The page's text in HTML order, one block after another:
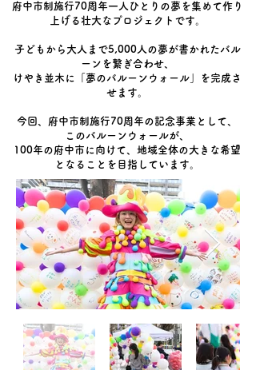
府中市制施行70周年一人ひとりの夢を集めて作り
上げる壮大なプロジェクトです。
子どもから大人まで5,000人の夢が書かれたバル
ーンを繋ぎ合わせ、
けやき並木に「夢のバルーンウォール」を完成さ
せます。
今回、府中市制施行70周年の記念事業として、
このバルーンウォールが、
100年の府中市に向けて、地域全体の大きな希望
となることを目指しています。